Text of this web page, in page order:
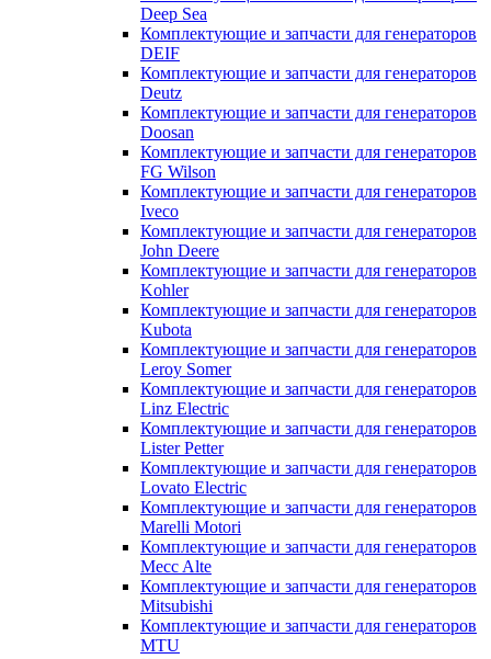
Deep Sea
Комплектующие и запчасти для генераторов
DEIF
Комплектующие и запчасти для генераторов
Deutz
Комплектующие и запчасти для генераторов
Doosan
Комплектующие и запчасти для генераторов
FG Wilson
Комплектующие и запчасти для генераторов
Iveco
Комплектующие и запчасти для генераторов
John Deere
Комплектующие и запчасти для генераторов
Kohler
Комплектующие и запчасти для генераторов
Kubota
Комплектующие и запчасти для генераторов
Leroy Somer
Комплектующие и запчасти для генераторов
Linz Electric
Комплектующие и запчасти для генераторов
Lister Petter
Комплектующие и запчасти для генераторов
Lovato Electric
Комплектующие и запчасти для генераторов
Marelli Motori
Комплектующие и запчасти для генераторов
Mecc Alte
Комплектующие и запчасти для генераторов
Mitsubishi
Комплектующие и запчасти для генераторов
MTU